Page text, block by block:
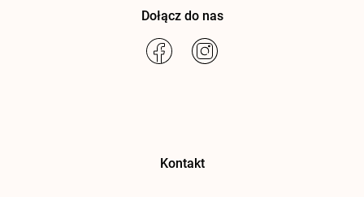
Dołącz do nas
Kontakt